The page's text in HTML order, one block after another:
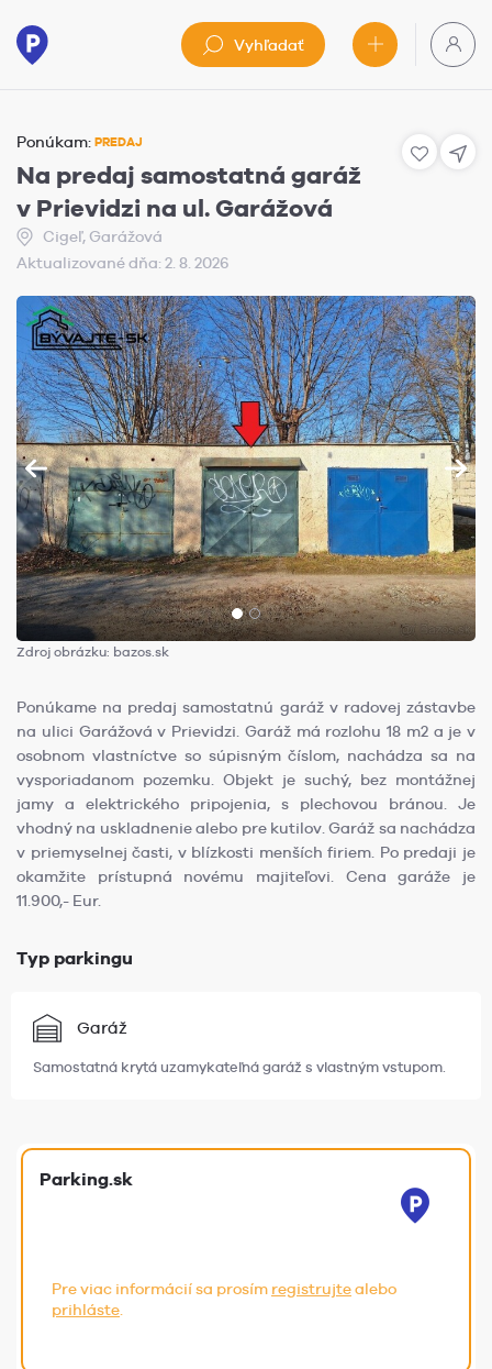
Vyhľadať
Ponúkam: PREDAJ
Na predaj samostatná garáž
v Prievidzi na ul. Garážová
Cigeľ, Garážová
Aktualizované dňa: 2. 8. 2026
Zdroj obrázku: bazos.sk
Ponúkame na predaj samostatnú garáž v radovej zástavbe
na ulici Garážová v Prievidzi. Garáž má rozlohu 18 m2 a je v
osobnom vlastníctve so súpisným číslom, nachádza sa na
vysporiadanom pozemku. Objekt je suchý, bez montážnej
jamy a elektrického pripojenia, s plechovou bránou. Je
vhodný na uskladnenie alebo pre kutilov. Garáž sa nachádza
v priemyselnej časti, v blízkosti menších firiem. Po predaji je
okamžite prístupná novému majiteľovi. Cena garáže je
11.900,- Eur.
Typ parkingu
Garáž
Samostatná krytá uzamykateľná garáž s vlastným vstupom.
Parking.sk
Pre viac informácií sa prosím registrujtealebo
prihláste